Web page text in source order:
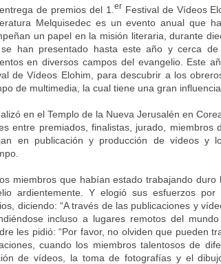
de premios del 1. er Festival de Vídeos
Melquisedec es un evento anual que
un papel en la misión literaria, durante
han presentado hasta este año y cerca de
en diversos campos del evangelio. Este
de Vídeos Elohim, para descubrir a los
de multimedia, la cual tiene una gran influencia.
en el Templo de la Nueva Jerusalén en
entre premiados, finalistas, jurado, miembros
en publicación y producción de vídeos y
miembros que habían estado trabajando duro
ardientemente. Y elogió sus esfuerzos
diciendo: “A través de las publicaciones y
incluso a lugares remotos del
les pidió: “Por favor, no olviden que pueden
cuando los miembros talentosos de
de vídeos, la toma de fotografías y el